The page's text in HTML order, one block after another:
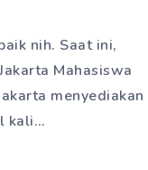
nih. Saat ini,
Mahasiswa
menyediakan
kali…